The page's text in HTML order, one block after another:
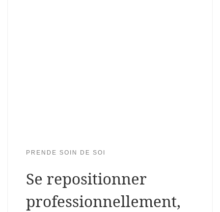
PRENDE SOIN DE SOI
Se repositionner
professionnellement,